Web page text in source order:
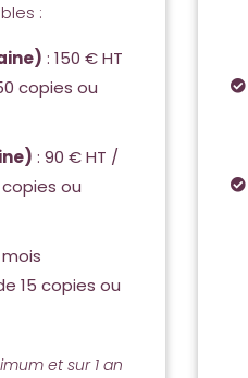
:
: 150 € HT
copies ou
: 90 € HT /
ou
15 copies ou
et sur 1 an